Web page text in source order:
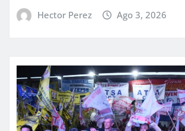
Hector Perez Ago 3, 2026